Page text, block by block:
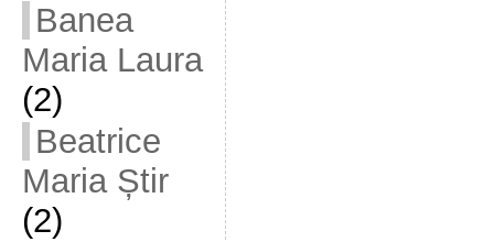
Banea
Maria Laura
(2)
Beatrice
Maria Știr
(2)